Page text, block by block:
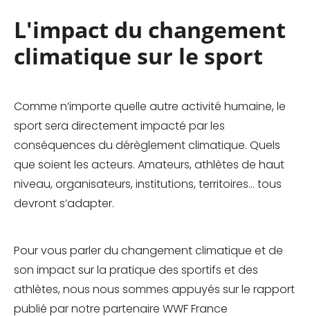
L'impact du changement
climatique sur le sport
Comme n’importe quelle autre activité humaine, le
sport sera directement impacté par les
conséquences du dérèglement climatique. Quels
que soient les acteurs. Amateurs, athlètes de haut
niveau, organisateurs, institutions, territoires… tous
devront s’adapter.
Pour vous parler du changement climatique et de
son impact sur la pratique des sportifs et des
athlètes, nous nous sommes appuyés sur le rapport
publié par notre partenaire WWF France